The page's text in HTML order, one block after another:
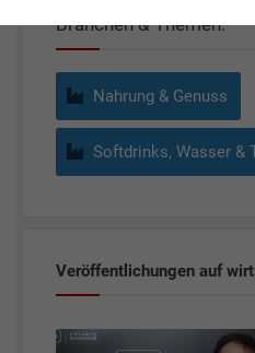
Branchen & Themen:
Nahrung & Genuss
Softdrinks, Wasser &
Veröffentlichungen auf